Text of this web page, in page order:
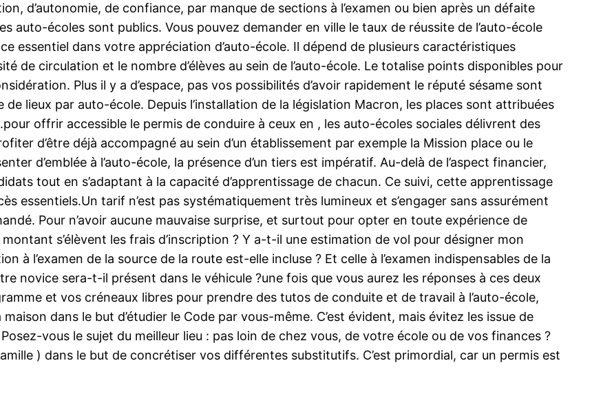
d’autonomie, de confiance, par manque de sections à l’examen ou bien après un défaite
auto-écoles sont publics. Vous pouvez demander en ville le taux de réussite de l’auto-école
essentiel dans votre appréciation d’auto-école. Il dépend de plusieurs caractéristiques
de circulation et le nombre d’élèves au sein de l’auto-école. Le totalise points disponibles pour
Plus il y a d’espace, pas vos possibilités d’avoir rapidement le réputé sésame sont
lieux par auto-école. Depuis l’installation de la législation Macron, les places sont attribuées
offrir accessible le permis de conduire à ceux en , les auto-écoles sociales délivrent des
d’être déjà accompagné au sein d’un établissement par exemple la Mission place ou le
d’emblée à l’auto-école, la présence d’un tiers est impératif. Au-delà de l’aspect financier,
tout en s’adaptant à la capacité d’apprentissage de chacun. Ce suivi, cette apprentissage
essentiels.Un tarif n’est pas systématiquement très lumineux et s’engager sans assurément
Pour n’avoir aucune mauvaise surprise, et surtout pour opter en toute expérience de
s’élèvent les frais d’inscription ? Y a-t-il une estimation de vol pour désigner mon
à l’examen de la source de la route est-elle incluse ? Et celle à l’examen indispensables de la
novice sera-t-il présent dans le véhicule ?une fois que vous aurez les réponses à ces deux
et vos créneaux libres pour prendre des tutos de conduite et de travail à l’auto-école,
dans le but d’étudier le Code par vous-même. C’est évident, mais évitez les issue de
vous le sujet du meilleur lieu : pas loin de chez vous, de votre école ou de vos finances ?
) dans le but de concrétiser vos différentes substitutifs. C’est primordial, car un permis est